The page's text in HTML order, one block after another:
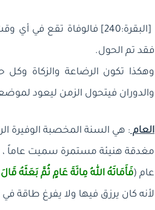
[البقرة:240] فالوفاة
فقد تم الحول.
والدوران فيتحول الزمن ليعود
العام: هي السنة المخصبة الوفيرة
مغدقة هنيئة مستمرة سميت عاماً ،
عام (فَأَمَاتَهُ اللهُ مِائَةَ عَامٍ ثُمَّ بَعَثَهُ
لأنه كان يرزق فيها ولا يفرغ طاقة